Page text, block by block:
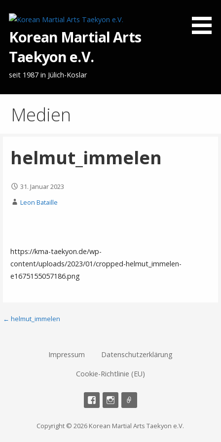
Inhalt
springenKorean Martial Arts
Taekyon e.V.
seit 1987 in Jülich-Koslar
Medien
helmut_immelen
31. Januar 2023
Leon Bataille
https://kma-taekyon.de/wp-
content/uploads/2023/01/cropped-helmut_immelen-
e1675155057186.png
Beitragsnavigation
← helmut_immelen
Impressum Datenschutzerklärung
Cookie-Richtlinie (EU)
Copyright © 2026 Korean Martial Arts Taekyon e.V.